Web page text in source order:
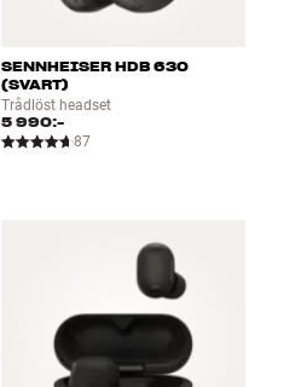
SENNHEISER HDB 630
(SVART)
Trådlöst headset
5 990:-
87